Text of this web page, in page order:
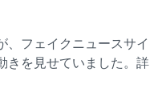
、フェイクニュースサイ
きを見せていました。詳